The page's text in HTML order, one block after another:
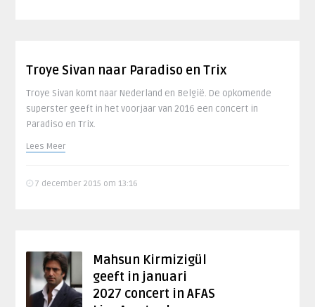
Troye Sivan naar Paradiso en Trix
Troye Sivan komt naar Nederland en België. De opkomende
superster geeft in het voorjaar van 2016 een concert in
Paradiso en Trix.
Lees Meer
7 december 2015 om 13:16
Mahsun Kirmizigül
geeft in januari
2027 concert in AFAS